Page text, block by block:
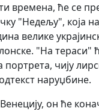
времена, ће се
"Недељу", која
велике
"На тераси"
портрета, чију
наруџбине.
он ће